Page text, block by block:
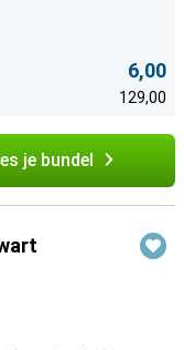
6,00
129,00
je bundel